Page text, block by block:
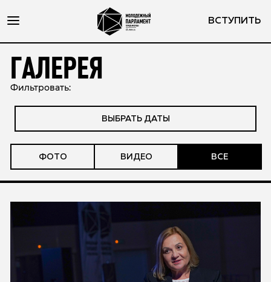
ВСТУПИТЬ
ГАЛЕРЕЯ
Фильтровать:
ВЫБРАТЬ ДАТЫ
ФОТО ВИДЕО ВСЕ